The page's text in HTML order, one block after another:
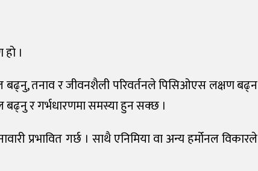
।
बढ्नु, तनाव र जीवनशैली परिवर्तनले पिसिओएस लक्षण बढ्न
बढ्नु र गर्भधारणमा समस्या हुन सक्छ ।
प्रभावित गर्छ । साथै एनिमिया वा अन्य हर्मोनल विकारले